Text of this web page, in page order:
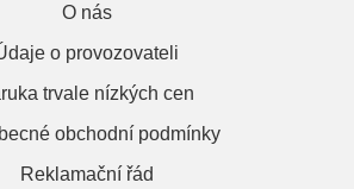
O nás
o provozovateli
trvale nízkých cen
obchodní podmínky
Reklamační řád